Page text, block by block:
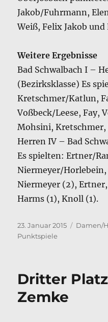
Jakob/Fuhrmann,
Weiß, Felix Jakob
Weitere Ergebnisse
Bad Schwalbach I –
(Bezirksklasse) Es
Kretschmer/Katlun,
Voßbeck/Leese, Fay,
Mohsini, Kretschmer,
Herren IV – Bad
Es spielten: Ertner/
Niermeyer/
Niermeyer (2),
Harms (1), Knoll (1).
Veröffentlicht
am
23. Januar 2015 Damen/
Punktspiele
Dritter
Zemke